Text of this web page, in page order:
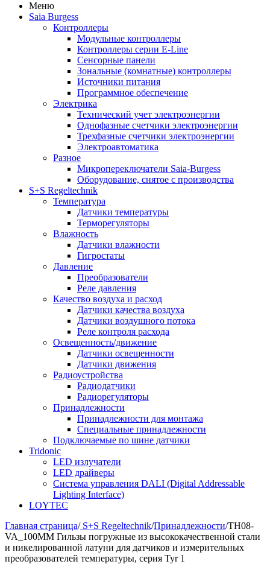
Меню
Saia Burgess
Контроллеры
Модульные контроллеры
Контроллеры серии E-Line
Сенсорные панели
Зональные (комнатные) контроллеры
Источники питания
Программное обеспечение
Электрика
Технический учет электроэнергии
Однофазные счетчики электроэнергии
Трехфазные счетчики электроэнергии
Электроавтоматика
Разное
Микропереключатели Saia-Burgess
Оборудование, снятое с производства
S+S Regeltechnik
Температура
Датчики температуры
Терморегуляторы
Влажность
Датчики влажности
Гигростаты
Давление
Преобразователи
Реле давления
Качество воздуха и расход
Датчики качества воздуха
Датчики воздушного потока
Реле контроля расхода
Освещенность/движение
Датчики освещенности
Датчики движения
Радиоустройства
Радиодатчики
Радиорегуляторы
Принадлежности
Принадлежности для монтажа
Специальные принадлежности
Подключаемые по шине датчики
Tridonic
LED излучатели
LED драйверы
Система управления DALI (Digital Addressable
Lighting Interface)
LOYTEC
Главная страница/S+S Regeltechnik/Принадлежности/TH08-
VA_100MM Гильзы погружные из высококачественной стали
и никелированной латуни для датчиков и измерительных
преобразователей температуры, серия Tyr 1